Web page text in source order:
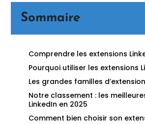
Sommaire
Comprendre les extensions
Pourquoi utiliser les extensions
Les grandes familles
Notre classement : les
LinkedIn en 2025
Comment bien choisir son